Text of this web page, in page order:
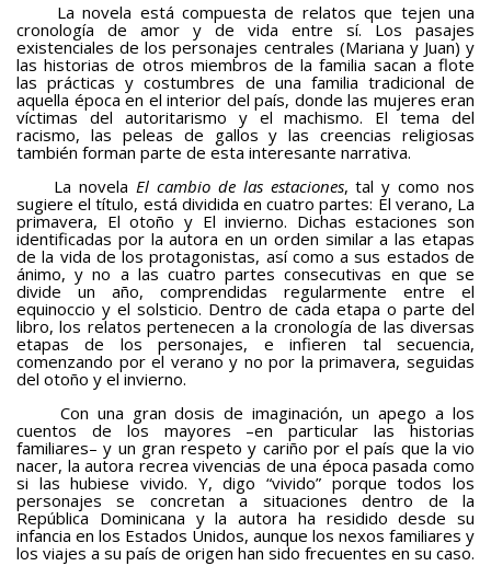
La novela está compuesta de relatos que tejen una
cronología de amor y de vida entre sí. Los pasajes
existenciales de los personajes centrales (Mariana y Juan) y
las historias de otros miembros de la familia sacan a flote
las prácticas y costumbres de una familia tradicional de
aquella época en el interior del país, donde las mujeres eran
víctimas del autoritarismo y el machismo. El tema del
racismo, las peleas de gallos y las creencias religiosas
también forman parte de esta interesante narrativa.
La novelaEl cambio de las estaciones, tal y como nos
sugiere el título, está dividida en cuatro partes: El verano, La
primavera, El otoño y El invierno. Dichas estaciones son
identificadas por la autora en un orden similar a las etapas
de la vida de los protagonistas, así como a sus estados de
ánimo, y no a las cuatro partes consecutivas en que se
divide un año, comprendidas regularmente entre el
equinoccio y el solsticio. Dentro de cada etapa o parte del
libro, los relatos pertenecen a la cronología de las diversas
etapas de los personajes, e infieren tal secuencia,
comenzando por el verano y no por la primavera, seguidas
del otoño y el invierno.
Con una gran dosis de imaginación, un apego a los
cuentos de los mayores –en particular las historias
familiares– y un gran respeto y cariño por el país que la vio
nacer, la autora recrea vivencias de una época pasada como
si las hubiese vivido. Y, digo “vivido” porque todos los
personajes se concretan a situaciones dentro de la
República Dominicana y la autora ha residido desde su
infancia en los Estados Unidos, aunque los nexos familiares y
los viajes a su país de origen han sido frecuentes en su caso.